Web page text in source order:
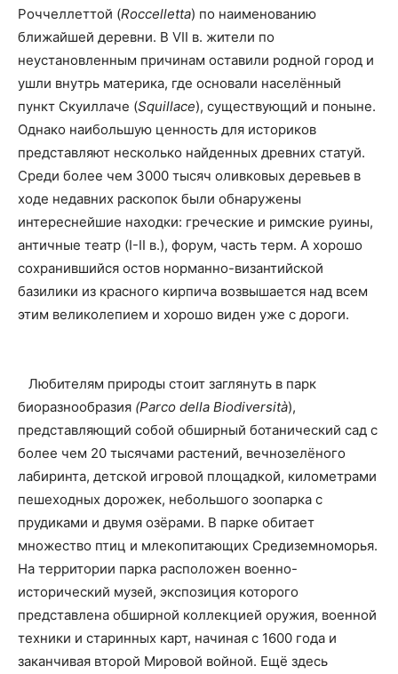
Роччеллеттой (Roccelletta) по наименованию
ближайшей деревни. В VII в. жители по
неустановленным причинам оставили родной город и
ушли внутрь материка, где основали населённый
пункт Скуиллаче (Squillace), существующий и поныне.
Однако наибольшую ценность для историков
представляют несколько найденных древних статуй.
Среди более чем 3000 тысяч оливковых деревьев в
ходе недавних раскопок были обнаружены
интереснейшие находки: греческие и римские руины,
античные театр (I-II в.), форум, часть терм. А хорошо
сохранившийся остов норманно-византийской
базилики из красного кирпича возвышается над всем
этим великолепием и хорошо виден уже с дороги.
Любителям природы стоит заглянуть в парк
биоразнообразия (Parco della Biodiversità),
представляющий собой обширный ботанический сад с
более чем 20 тысячами растений, вечнозелёного
лабиринта, детской игровой площадкой, километрами
пешеходных дорожек, небольшого зоопарка с
прудиками и двумя озёрами. В парке обитает
множество птиц и млекопитающих Средиземноморья.
На территории парка расположен военно-
исторический музей, экспозиция которого
представлена обширной коллекцией оружия, военной
техники и старинных карт, начиная с 1600 года и
заканчивая второй Мировой войной. Ещё здесь